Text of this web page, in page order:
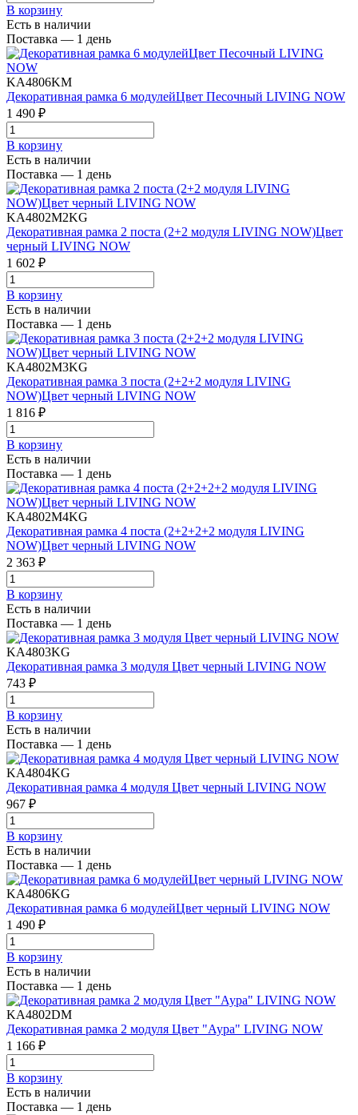
В корзинy
Есть в наличии
Поставка — 1 день
KA4806KM
Декоративная рамка 6 модулейЦвет Песочный LIVING NOW
1 490 ₽
В корзинy
Есть в наличии
Поставка — 1 день
KA4802M2KG
Декоративная рамка 2 поста (2+2 модуля LIVING NOW)Цвет
черный LIVING NOW
1 602 ₽
В корзинy
Есть в наличии
Поставка — 1 день
KA4802M3KG
Декоративная рамка 3 поста (2+2+2 модуля LIVING
NOW)Цвет черный LIVING NOW
1 816 ₽
В корзинy
Есть в наличии
Поставка — 1 день
KA4802M4KG
Декоративная рамка 4 поста (2+2+2+2 модуля LIVING
NOW)Цвет черный LIVING NOW
2 363 ₽
В корзинy
Есть в наличии
Поставка — 1 день
KA4803KG
Декоративная рамка 3 модуля Цвет черный LIVING NOW
743 ₽
В корзинy
Есть в наличии
Поставка — 1 день
KA4804KG
Декоративная рамка 4 модуля Цвет черный LIVING NOW
967 ₽
В корзинy
Есть в наличии
Поставка — 1 день
KA4806KG
Декоративная рамка 6 модулейЦвет черный LIVING NOW
1 490 ₽
В корзинy
Есть в наличии
Поставка — 1 день
KA4802DM
Декоративная рамка 2 модуля Цвет "Аура" LIVING NOW
1 166 ₽
В корзинy
Есть в наличии
Поставка — 1 день